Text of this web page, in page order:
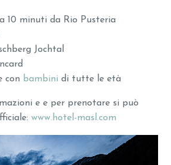
10 minuti da Rio Pusteria
Jochtal
con bambini di tutte le età
e e per prenotare si può
www.hotel-masl.com